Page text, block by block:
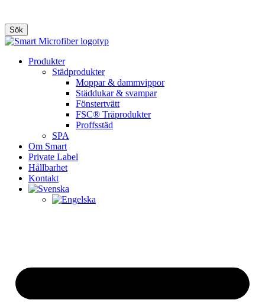
Sök
Produkter
Städprodukter
Moppar & dammvippor
Städdukar & svampar
Fönstertvätt
FSC® Träprodukter
Proffsstäd
SPA
Om Smart
Private Label
Hållbarhet
Kontakt